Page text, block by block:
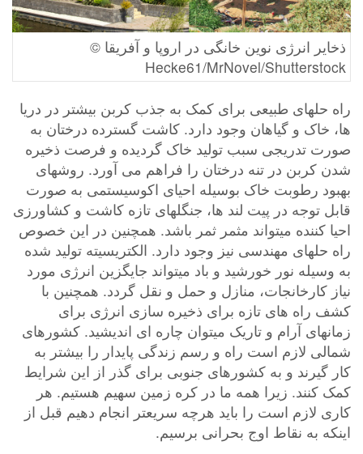
ذخایر انرژی نوین خانگی در اروپا و آفریقا ©
Hecke61/MrNovel/Shutterstock
راه حلهای طبیعی برای کمک به جذب کربن بیشتر در دریا
ها، خاک و گیاهان وجود دارد. کاشت گسترده درختان به
صورت تدریجی سبب تولید خاک گردیده و فرصت ذخیره
شدن کربن در تنه درختان را فراهم می آورد. روشهای
بهبود رطوبت خاک بوسیله احیای اکوسیستمی به صورت
قابل توجه در پیت لند ها، جنگلهای تازه کاشت و کشاورزی
احیا کننده میتواند مثمر ثمر باشد. همچنین در این خصوص
راه حلهای مهندسی نیز وجود دارد. الکتریسیته تولید شده
به وسیله نور خورشید و باد میتواند جایگزین انرژی مورد
نیاز کارخانجات، منازل و حمل و نقل گردد. همچنین با
کشف راه های تازه برای ذخیره سازی انرژی برای
زمانهای آرام و تاریک میتوان چاره ای اندیشید. کشورهای
شمالی لازم است راه و رسم زندگی پایدار را بیشتر به
کار گیرند و به کشورهای جنوبی برای گذر از این شرایط
کمک کنند. زیرا همه ما در کره زمین سهیم هستیم. هر
کاری لازم است را باید هرچه سریعتر انجام دهیم قبل از
اینکه به نقاط اوج بحرانی برسیم.